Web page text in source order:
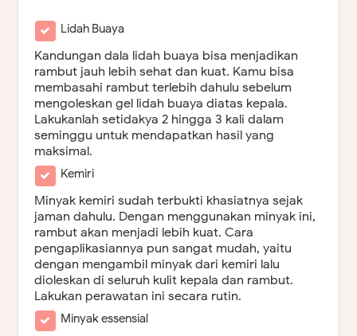
Lidah Buaya
Kandungan dala lidah buaya bisa menjadikan
rambut jauh lebih sehat dan kuat. Kamu bisa
membasahi rambut terlebih dahulu sebelum
mengoleskan gel lidah buaya diatas kepala.
Lakukanlah setidakya 2 hingga 3 kali dalam
seminggu untuk mendapatkan hasil yang
maksimal.
Kemiri
Minyak kemiri sudah terbukti khasiatnya sejak
jaman dahulu. Dengan menggunakan minyak ini,
rambut akan menjadi lebih kuat. Cara
pengaplikasiannya pun sangat mudah, yaitu
dengan mengambil minyak dari kemiri lalu
dioleskan di seluruh kulit kepala dan rambut.
Lakukan perawatan ini secara rutin.
Minyak essensial